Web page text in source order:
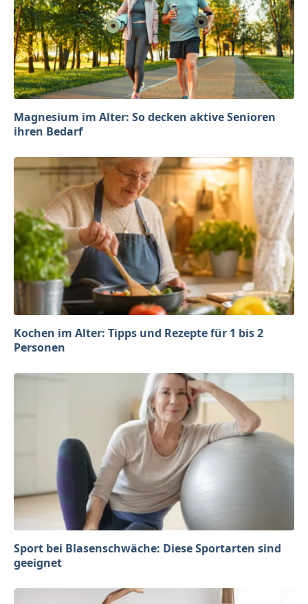
Magnesium im Alter: So decken aktive Senioren
ihren Bedarf
Kochen im Alter: Tipps und Rezepte für 1 bis 2
Personen
Sport bei Blasenschwäche: Diese Sportarten sind
geeignet